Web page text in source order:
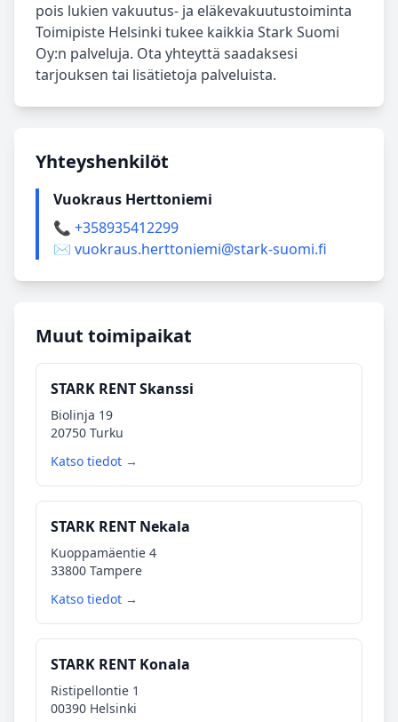
pois lukien vakuutus- ja eläkevakuutustoiminta
Toimipiste Helsinki tukee kaikkia Stark Suomi
Oy:n palveluja. Ota yhteyttä saadaksesi
tarjouksen tai lisätietoja palveluista.
Yhteyshenkilöt
Vuokraus Herttoniemi
📞 +358935412299
✉️ vuokraus.herttoniemi@stark-suomi.fi
Muut toimipaikat
STARK RENT Skanssi
Biolinja 19
20750 Turku
Katso tiedot →
STARK RENT Nekala
Kuoppamäentie 4
33800 Tampere
Katso tiedot →
STARK RENT Konala
Ristipellontie 1
00390 Helsinki